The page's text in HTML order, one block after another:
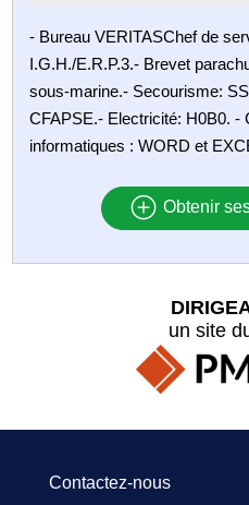
- Bureau VERITASChef de
I.G.H./E.R.P.3.- Brevet
sous-marine.- Secourisme:
CFAPSE.- Electricité: H0B0. -
informatiques : WORD et
Obtenir
un site
Contactez-nous